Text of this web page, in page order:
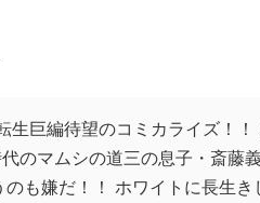
生巨編待望のコミカライズ！
のマムシの道三の息子・斎藤
も嫌だ！！ ホワイトに長生き